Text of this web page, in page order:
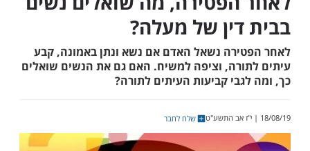
מה שואלים נשים
של מעלה?
וציפה למשיח. האם גם את הנשים שואלים
קביעות העיתים לתורה?